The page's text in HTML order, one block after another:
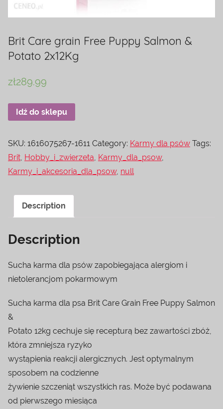
Brit Care grain Free Puppy Salmon &
Potato 2x12Kg
zł289.99
Idź do sklepu
SKU: 1616075267-1611 Category: Karmy dla psów Tags:
Brit, Hobby_i_zwierzeta, Karmy_dla_psow,
Karmy_i_akcesoria_dla_psow, null
Description
Description
Sucha karma dla psów zapobiegająca alergiom i
nietolerancjom pokarmowym
Sucha karma dla psa Brit Care Grain Free Puppy Salmon
&
Potato 12kg cechuje się recepturą bez zawartości zbóż,
która zmniejsza ryzyko
wystąpienia reakcji alergicznych. Jest optymalnym
sposobem na codzienne
żywienie szczeniąt wszystkich ras. Może być podawana
od pierwszego miesiąca